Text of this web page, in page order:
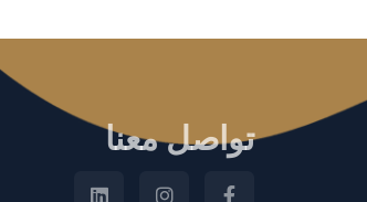
تواصل معنا